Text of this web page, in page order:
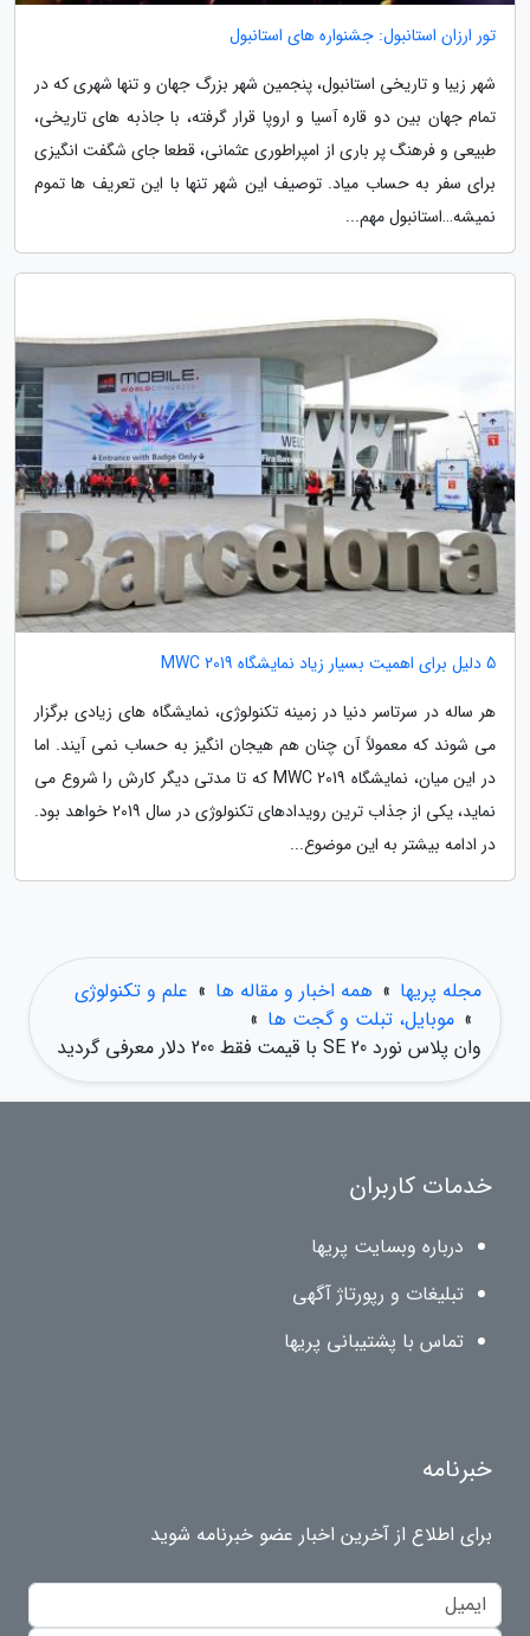
تور ارزان استانبول: جشنواره های استانبول
شهر زیبا و تاریخی استانبول، پنجمین شهر بزرگ جهان و تنها شهری که در
تمام جهان بین دو قاره آسیا و اروپا قرار گرفته، با جاذبه های تاریخی،
طبیعی و فرهنگ پر باری از امپراطوری عثمانی، قطعا جای شگفت انگیزی
برای سفر به حساب میاد. توصیف این شهر تنها با این تعریف ها تموم
نمیشه…استانبول مهم...
5 دلیل برای اهمیت بسیار زیاد نمایشگاه MWC 2019
هر ساله در سرتاسر دنیا در زمینه تکنولوژی، نمایشگاه های زیادی برگزار
می شوند که معمولاً آن چنان هم هیجان انگیز به حساب نمی آیند. اما
در این میان، نمایشگاه MWC 2019 که تا مدتی دیگر کارش را شروع می
نماید، یکی از جذاب ترین رویدادهای تکنولوژی در سال 2019 خواهد بود.
در ادامه بیشتر به این موضوع...
مجله پریها » همه اخبار و مقاله ها » علم و تکنولوژی
» موبایل، تبلت و گجت ها »
وان پلاس نورد SE 20 با قیمت فقط 200 دلار معرفی گردید
خدمات کاربران
درباره وبسایت پریها
تبلیغات و رپورتاژ آگهی
تماس با پشتیبانی پریها
خبرنامه
برای اطلاع از آخرین اخبار عضو خبرنامه شوید